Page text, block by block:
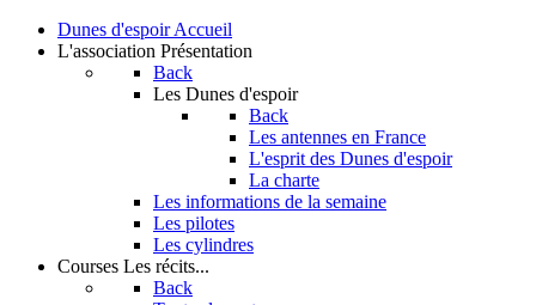
Dunes d'espoir Accueil
L'association Présentation
Back
Les Dunes d'espoir
Back
Les antennes en France
L'esprit des Dunes d'espoir
La charte
Les informations de la semaine
Les pilotes
Les cylindres
Courses Les récits...
Back